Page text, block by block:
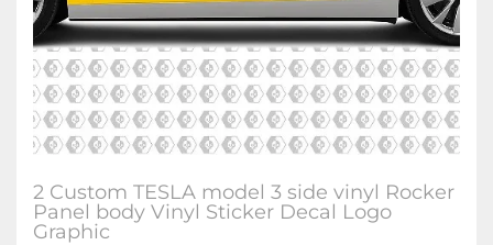
2 Custom TESLA model 3 side vinyl Rocker
Panel body Vinyl Sticker Decal Logo
Graphic